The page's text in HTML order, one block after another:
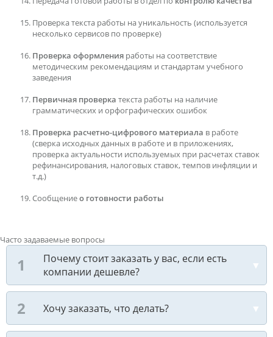
Проверка текста работы на уникальность (используется
несколько сервисов по проверке)
Проверка оформления работы на соответствие
методическим рекомендациям и стандартам учебного
заведения
Первичная проверка текста работы на наличие
грамматических и орфографических ошибок
Проверка расчетно-цифрового материала в работе
(сверка исходных данных в работе и в приложениях,
проверка актуальности используемых при расчетах ставок
рефинансирования, налоговых ставок, темпов инфляции и
т.д.)
Сообщениео готовности работы
Часто задаваемые вопросы
Почему стоит заказать у вас, если есть
компании дешевле?
Хочу заказать, что делать?